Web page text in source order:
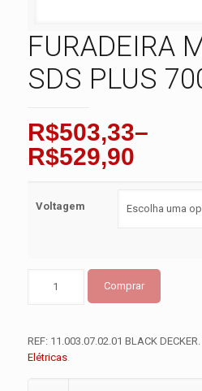
FURADEIRA
SDS PLUS
R$503,33–
R$529,90
Voltagem
Comprar
REF: 11.003.07.02.01 BLACK DECKER.
Elétricas.